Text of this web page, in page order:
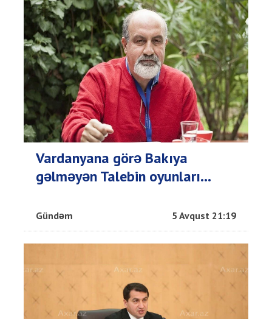
Vardanyana görə Bakıya
gəlməyən Talebin oyunları...
Gündəm 5 Avqust 21:19